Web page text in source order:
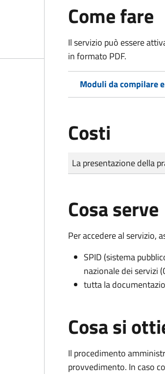
Come fare
Il servizio può essere
in formato PDF.
Moduli da compilare
Costi
Tipo di pagamento
Importo
La presentazione della
Cosa serve
Per accedere al servizio,
SPID (sistema
nazionale dei servizi
tutta la
Cosa si
Il procedimento
provvedimento. In caso